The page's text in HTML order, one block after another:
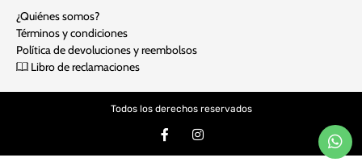
¿Quiénes somos?
Términos y condiciones
Política de devoluciones y reembolsos
Libro de reclamaciones
Todos los derechos reservados